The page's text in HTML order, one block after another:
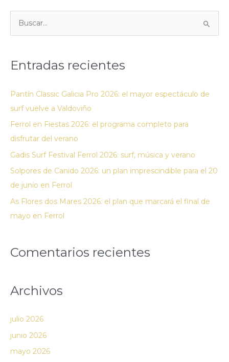
c
r
p
o
r
:
Entradas recientes
Pantín Classic Galicia Pro 2026: el mayor espectáculo de
surf vuelve a Valdoviño
Ferrol en Fiestas 2026: el programa completo para
disfrutar del verano
Gadis Surf Festival Ferrol 2026: surf, música y verano
Solpores de Canido 2026: un plan imprescindible para el 20
de junio en Ferrol
As Flores dos Mares 2026: el plan que marcará el final de
mayo en Ferrol
Comentarios recientes
Archivos
julio 2026
junio 2026
mayo 2026